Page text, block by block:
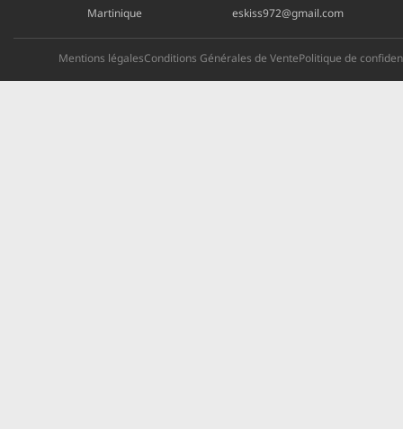
Martinique
eskiss972@gmail.com
Mentions légalesConditions Générales de VentePolitique de